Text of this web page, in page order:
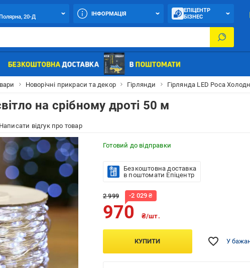
20-Д
ІНФОРМАЦІЯ
ЕПІЦЕНТР
БІЗНЕС
Новорічні прикраси та декор Гірлянди Гірлянда LED Роса
на срібному дроті 50 м
Написати відгук про товар
Готовий до відправки
Безкоштовна доставка
в поштомати Епіцентр
2 999 -2 029 ₴
970 ₴/шт.
КУПИТИ У